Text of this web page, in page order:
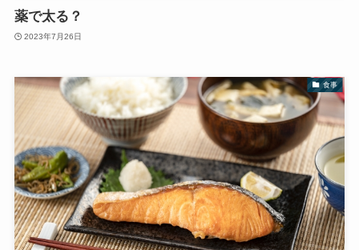
薬で太る？
2023年7月26日
食事